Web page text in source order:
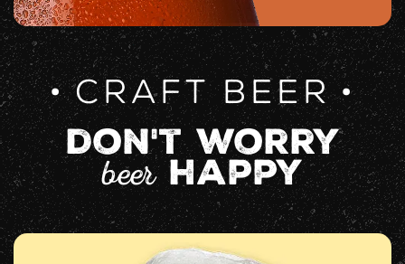
CRAFT BEER
don't worry
beerhappy